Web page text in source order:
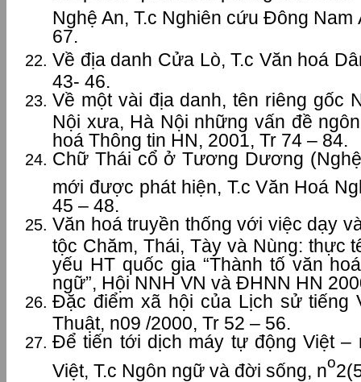
Nghệ An, T.c Nghiên cứu Đông Nam
67.
Về địa danh Cửa Lò, T.c Văn hoá
43- 46.
Về một vài địa danh, tên riêng gốc
Nội xưa, Hà Nội những vấn đề
hoá Thông tin HN, 2001, Tr 74 – 84.
Chữ Thái cổ ở Tương Dương
mới được phát hiện, T.c Văn Hoá
45 – 48.
Văn hoá truyền thống với việc dạy
tộc Chăm, Thái, Tày và Nùng: thực
yếu HT quốc gia “Thành tố văn
ngữ”, Hội NNH VN và ĐHNN HN
Đặc điểm xã hội của Lịch sử tiếng
Thuật, n09 /2000, Tr 52 – 56.
Để tiến tới dịch máy tự động Việt –
Việt, T.c Ngôn ngữ và đời sống, no